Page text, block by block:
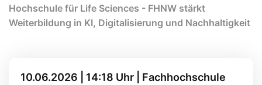
Hochschule für Life Sciences - FHNW stärkt
Weiterbildung in KI, Digitalisierung und Nachhaltigkeit
10.06.2026 | 14:18 Uhr | Fachhochschule